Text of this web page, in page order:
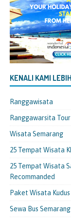
KENALI KAMI
Ranggawisata
Ranggawarsita Tour
Wisata Semarang
25 Tempat Wisata
25 Tempat Wisata
Recommanded
Paket Wisata
Sewa Bus Semarang